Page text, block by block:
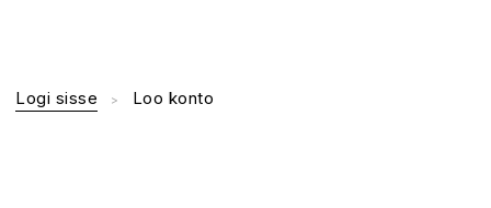
Logi sisse Loo konto